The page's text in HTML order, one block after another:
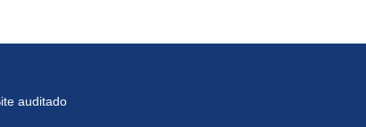
auditado